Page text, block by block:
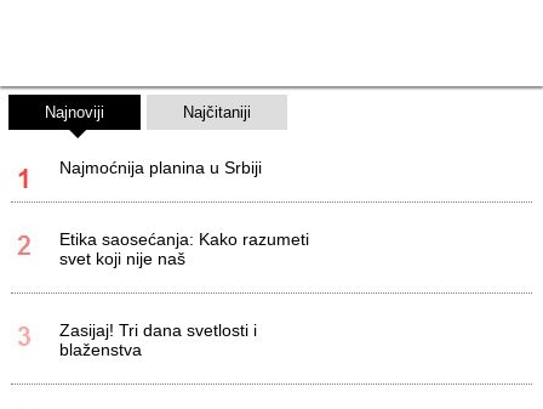
Najnoviji Najčitaniji
Najmoćnija planina u Srbiji
Etika saosećanja: Kako razumeti
svet koji nije naš
Zasijaj! Tri dana svetlosti i
blaženstva